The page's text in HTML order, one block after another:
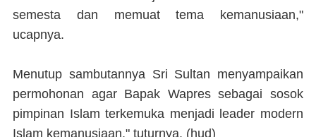
semesta dan memuat tema kemanusiaan,"
ucapnya.
Menutup sambutannya Sri Sultan menyampaikan
permohonan agar Bapak Wapres sebagai sosok
pimpinan Islam terkemuka menjadi leader modern
Islam kemanusiaan," tuturnya. (hud)